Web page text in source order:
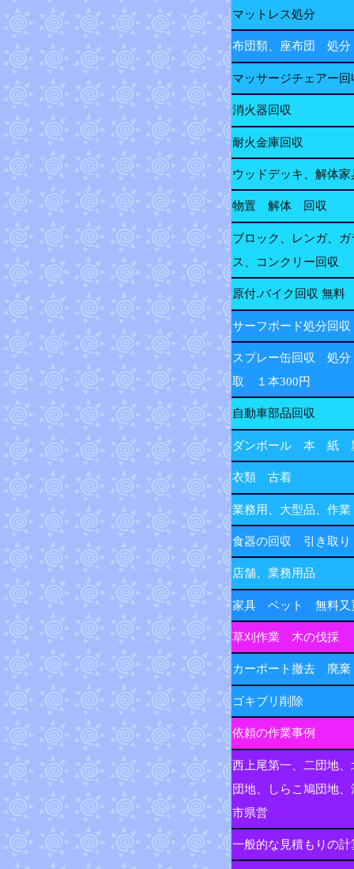
マットレス処分
布団類、座布団 処分
マッサージチェアー回
消火器回収
耐火金庫回収
ウッドデッキ、解体家
物置 解体 回収
ブロック、レンガ、ガ
ス、コンクリー回収
原付.バイク回収 無料
サーフボード処分回収
スプレー缶回収 処
取 １本300円
自動車部品回収
ダンボール 本 紙
衣類 古着
業務用、大型品、作業
食器の回収 引き取り
店舗、業務用品
家具 ベット 無料又
草刈作業 木の伐採
カーポート撤去 廃棄
ゴキブリ削除
依頼の作業事例
西上尾第一、二団地、
団地、しらこ鳩団地、
市県営
一般的な見積もりの計